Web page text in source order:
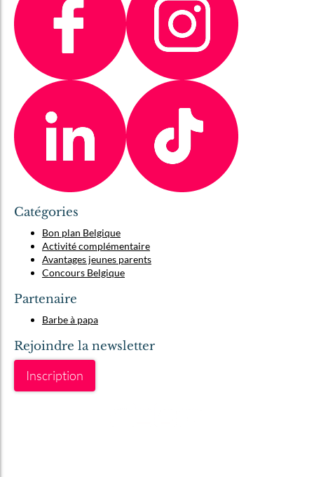
Catégories
Bon plan Belgique
Activité complémentaire
Avantages jeunes parents
Concours Belgique
Partenaire
Barbe à papa
Rejoindre la newsletter
Inscription